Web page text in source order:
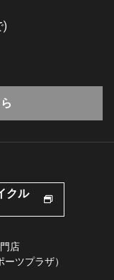
)
クル
店
ツプラザ）